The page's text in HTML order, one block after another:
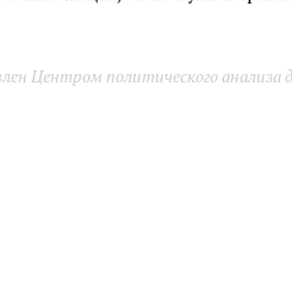
Центром политического